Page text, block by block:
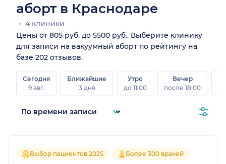
аборт в Краснодаре
4 клиники
Цены от 805 руб. до 5500 руб.. Выберите клинику
для записи на вакуумный аборт по рейтингу на
базе 202 отзывов.
Сегодня
9 авг.
Ближайшие
3 дня
Утро
до 11:00
Вечер
после 18:00
Выбор пациентов 2025 Более 300 врачей